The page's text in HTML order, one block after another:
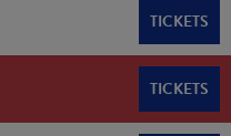
TICKETS
TICKETS